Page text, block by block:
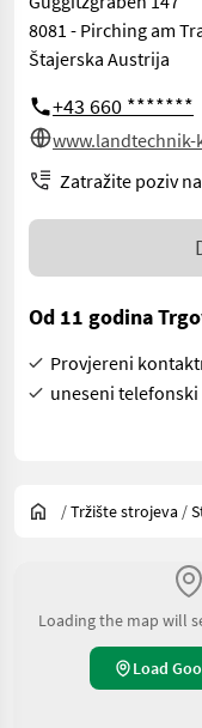
8081 - Pirching am
Štajerska Austrija
+43 660 *******
www.landtechnik-
Zatražite poziv
Od 11 godina
Provjereni
uneseni
/Tržište strojeva /
Loading the map will
Load